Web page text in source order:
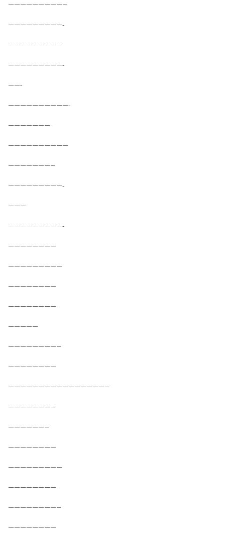
—————————–
—————————-
————————–
—————————-
——-
——————————-
———————-
——————————
———————–
—————————-
———
—————————-
————————
—————————
————————
————————-
—————
————————–
————————
————————————————–
———————–
——————–
————————
—————————
————————-
————————–
————————